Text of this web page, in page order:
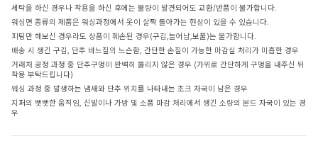
세탁을 하신 경우나 착용을 하신 후에는 불량이 발견되어도 교환/반품이 불가합니다.
워싱면 종류의 제품은 워싱과정에서 옷이 살짝 돌아가는 현상이 있을 수 있습니다.
피팅만 해보신 경우라도 상품이 훼손된 경우(구김,늘어남,보풀)는 불가합니다.
배송 시 생긴 구김, 단추 바느질의 느슨함, 간단한 손질이 가능한 마감실 처리가 미흡한 경우
거래처 공정 과정 중 단추구멍이 완벽히 뚫리지 않은 경우 (가위로 간단하게 구멍을 내주신 뒤
착용 부탁드립니다)
워싱 과정 중 발생하는 냄새와 단추 위치를 나타내는 초크 자국이 남은 경우
지퍼의 뻣뻣한 움직임, 신발이나 가방 및 소품 마감 처리에서 생긴 소량의 본드 자국이 있는 경
우